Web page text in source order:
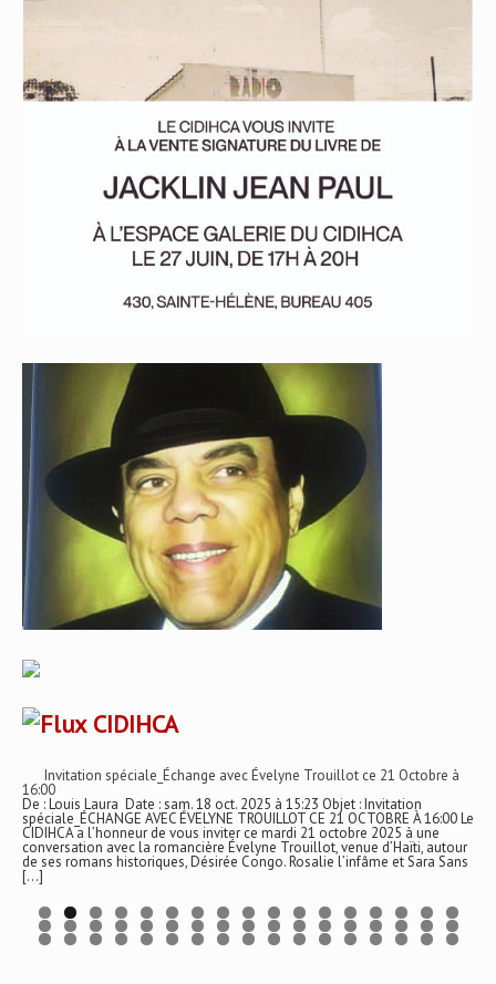
CIDIHCA
Invitation spéciale_Échange avec Évelyne Trouillot ce 21 Octobre à
16:00
De : Louis Laura Date : sam. 18 oct. 2025 à 15:23 Objet : Invitation
spéciale_ÉCHANGE AVEC ÉVELYNE TROUILLOT CE 21 OCTOBRE À 16:00 Le
CIDIHCA a l’honneur de vous inviter ce mardi 21 octobre 2025 à une
conversation avec la romancière Évelyne Trouillot, venue d’Haïti, autour
de ses romans historiques, Désirée Congo. Rosalie l’infâme et Sara Sans
[…]